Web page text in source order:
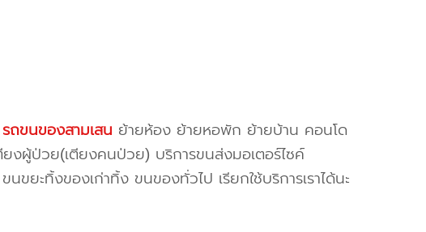
รถขนของสามเสน ย้ายห้อง ย้ายหอพัก ย้ายบ้าน คอนโด
งผู้ป่วย(เตียงคนป่วย) บริการขนส่งมอเตอร์ไซค์
ะทิ้งของเก่าทิ้ง ขนของทั่วไป เรียกใช้บริการเราได้นะ